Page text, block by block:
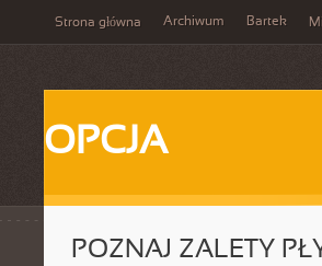
Strona główna Archiwum Bartek
OPCJA
POZNAJ ZALETY